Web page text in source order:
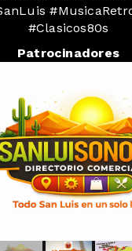
#Clasicos80s
Patrocinadores